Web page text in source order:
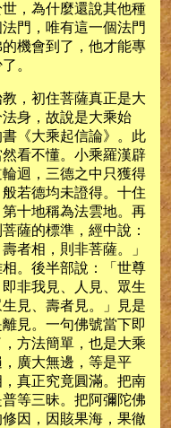
，為什麼還說其他種
門，唯有這一個法門
機會到了，他才能專
。
，初住菩薩真正是大
身，故說是大乘始
《大乘起信論》。此
看不懂。小乘羅漢辟
迴，三德之中只獲得
若德均未證得。十住
十地稱為法雲地。再
薩的標準，經中說：
者相，則非菩薩。」
。後半部說：「世尊
非我見、人見、眾生
見、壽者見。」見是
見。一句佛號當下即
方法簡單，也是大乘
廣大無邊，等是平
真正究竟圓滿。把南
等三昧。把阿彌陀佛
因，因賅果海，果徹